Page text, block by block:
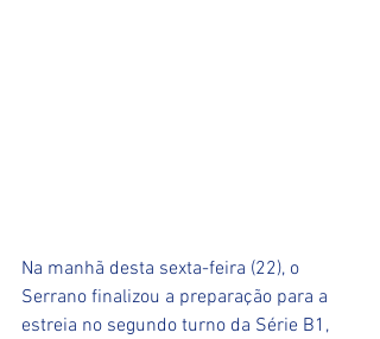
Na manhã desta sexta-feira (22), o
Serrano finalizou a preparação para a
estreia no segundo turno da Série B1,